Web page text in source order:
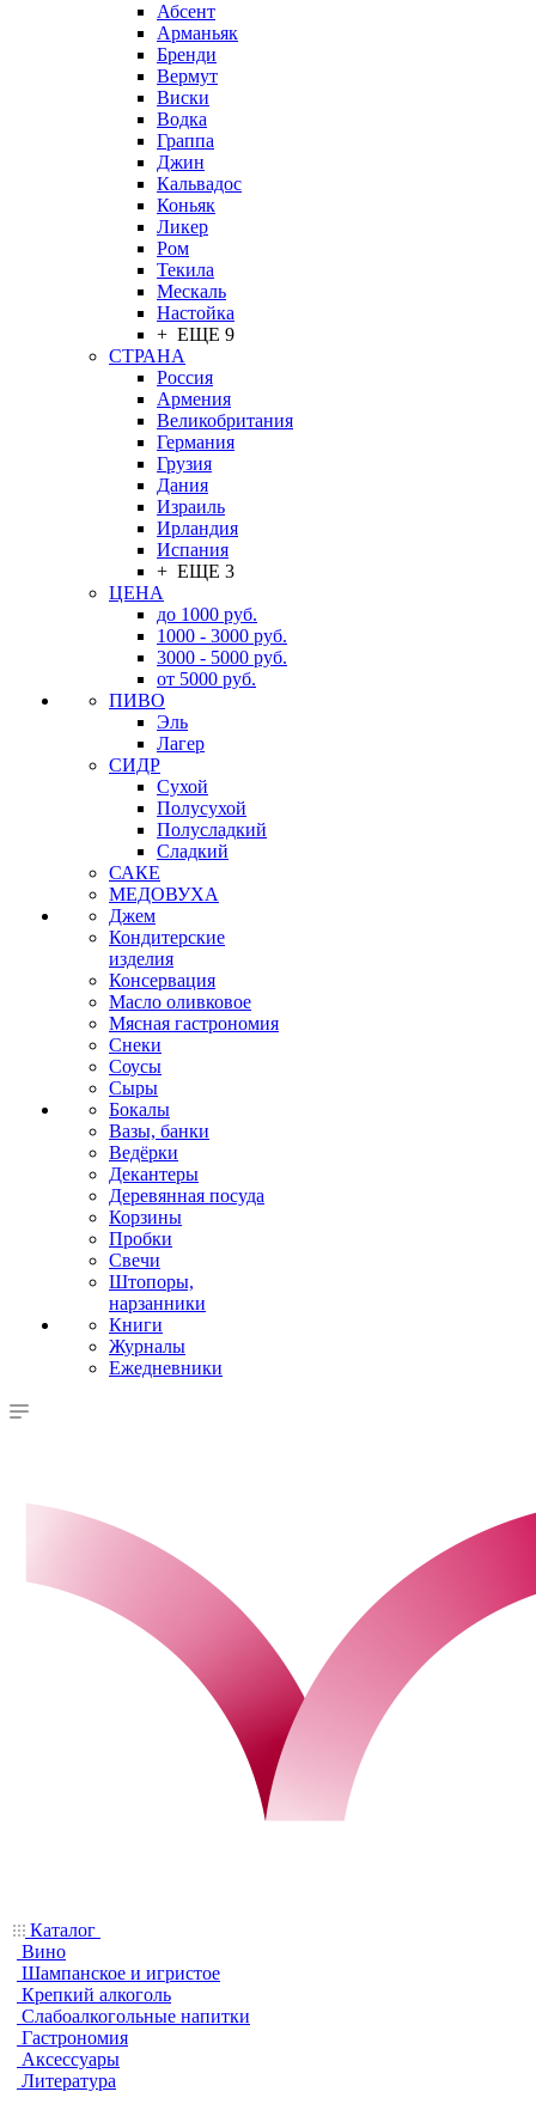
Абсент
Арманьяк
Бренди
Вермут
Виски
Водка
Граппа
Джин
Кальвадос
Коньяк
Ликер
Ром
Текила
Мескаль
Настойка
+ ЕЩЕ 9
СТРАНА
Россия
Армения
Великобритания
Германия
Грузия
Дания
Израиль
Ирландия
Испания
+ ЕЩЕ 3
ЦЕНА
до 1000 руб.
1000 - 3000 руб.
3000 - 5000 руб.
от 5000 руб.
ПИВО
Эль
Лагер
СИДР
Сухой
Полусухой
Полусладкий
Сладкий
САКЕ
МЕДОВУХА
Джем
Кондитерские
изделия
Консервация
Масло оливковое
Мясная гастрономия
Снеки
Соусы
Сыры
Бокалы
Вазы, банки
Ведёрки
Декантеры
Деревянная посуда
Корзины
Пробки
Свечи
Штопоры,
нарзанники
Книги
Журналы
Ежедневники
Каталог
Вино
Шампанское и игристое
Крепкий алкоголь
Слабоалкогольные напитки
Гастрономия
Аксессуары
Литература